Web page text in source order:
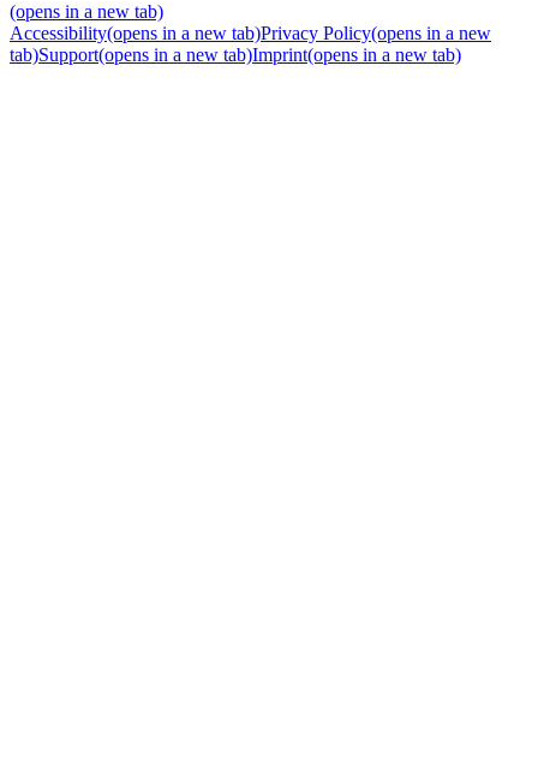
(opens in a new tab)
Accessibility(opens in a new tab)Privacy Policy(opens in a new
tab)Support(opens in a new tab)Imprint(opens in a new tab)